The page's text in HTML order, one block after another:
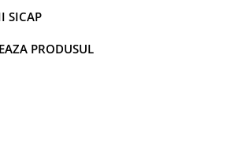
SICAP
PRODUSUL